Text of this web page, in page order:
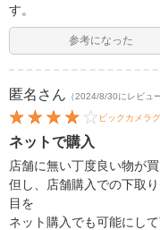
す。
参考になった
匿名 さん （2024/8/30にレビュー
ビックカメラ
ネットで購入
店舗に無い丁度良い物が
但し、店舗購入での下取
目を
ネット購入でも可能にして